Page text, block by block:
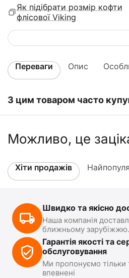
Як підібрати розмір кофти
флісової Viking
Переваги Опис
З цим товаром часто
Можливо, це
Хіти продажів
Швидко та якісно
Наша компанія
ближньому зарубіжжю.
Гарантія якості та
обслуговування
Ми пропонуємо тільки
впевнені